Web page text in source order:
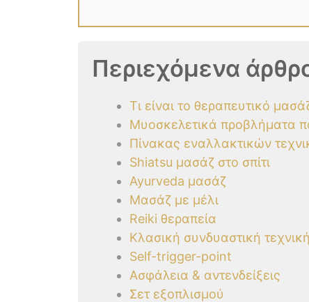
Περιεχόμενα
Τι είναι το θεραπευτικό
Μυοσκελετικά προβλήματα
Πίνακας εναλλακτικών
Shiatsu μασάζ στο σπίτι
Ayurveda μασάζ
Μασάζ με μέλι
Reiki θεραπεία
Κλασική συνδυαστική τεχνική
Self-trigger-point
Ασφάλεια & αντενδείξεις
Σετ εξοπλισμού